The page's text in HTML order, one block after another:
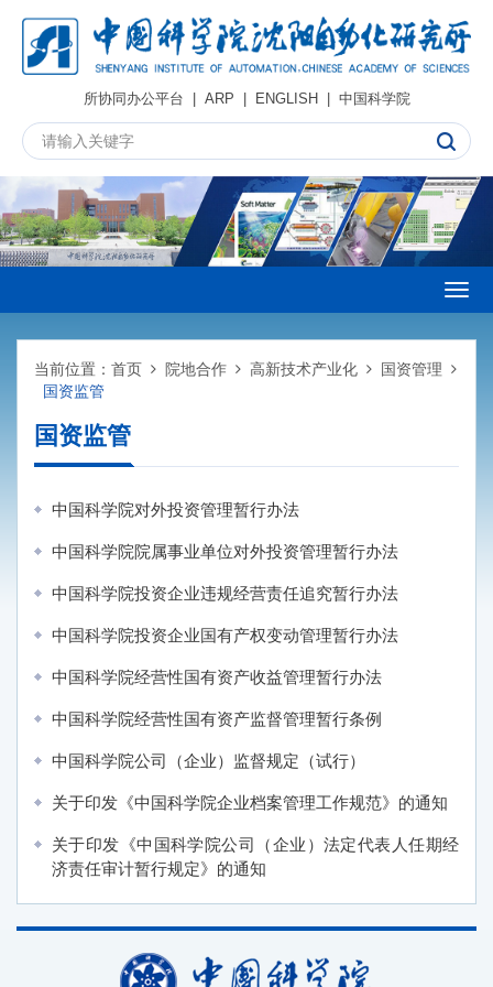
所协同办公平台 | ARP | ENGLISH| 中国科学院
当前位置： 首页 院地合作 高新技术产业化
国资管理
国资监管
国资监管
中国科学院对外投资管理暂行办法
中国科学院院属事业单位对外投资管理暂行办法
中国科学院投资企业违规经营责任追究暂行办法
中国科学院投资企业国有产权变动管理暂行办法
中国科学院经营性国有资产收益管理暂行办法
中国科学院经营性国有资产监督管理暂行条例
中国科学院公司（企业）监督规定（试行）
关于印发《中国科学院企业档案管理工作规范》的通知
关于印发《中国科学院公司（企业）法定代表人任期经
济责任审计暂行规定》的通知